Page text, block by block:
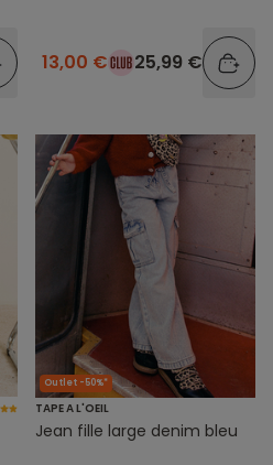
13,00 € 25,99 €
Outlet -50%*
TAPE A L'OEIL
Jean fille large denim bleu